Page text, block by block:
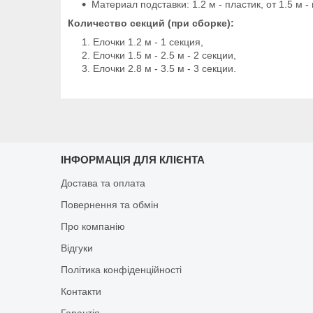
Материал подставки: 1.2 м - пластик, от 1.5 м -
Количество секций (при сборке):
Елочки 1.2 м - 1 секция,
Елочки 1.5 м - 2.5 м - 2 секции,
Елочки 2.8 м - 3.5 м - 3 секции.
ІНФОРМАЦІЯ ДЛЯ КЛІЄНТА
Достава та оплата
Повернення та обмін
Про компанію
Відгуки
Політика конфіденційності
Контакти